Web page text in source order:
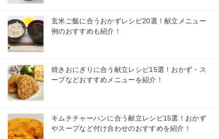
玄米ご飯に合うおかずレシピ20選！献立メニュー
例のおすすめも紹介！
焼きおにぎりに合う献立レシピ15選！おかず・ス
ープなどおすすめメニューを紹介！
キムチチャーハンに合う献立レシピ15選！おかず
やスープなど付け合わせのおすすめを紹介！